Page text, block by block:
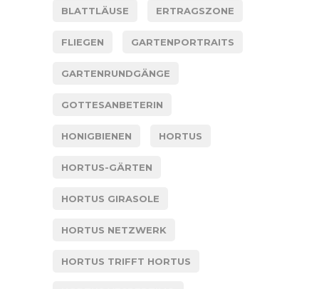
BLATTLÄUSE ERTRAGSZONE
FLIEGEN GARTENPORTRAITS
GARTENRUNDGÄNGE
GOTTESANBETERIN
HONIGBIENEN HORTUS
HORTUS-GÄRTEN
HORTUS GIRASOLE
HORTUS NETZWERK
HORTUS TRIFFT HORTUS